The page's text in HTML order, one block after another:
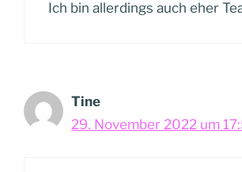
Ich bin allerdings auch eher
Tine
29. November 2022 um